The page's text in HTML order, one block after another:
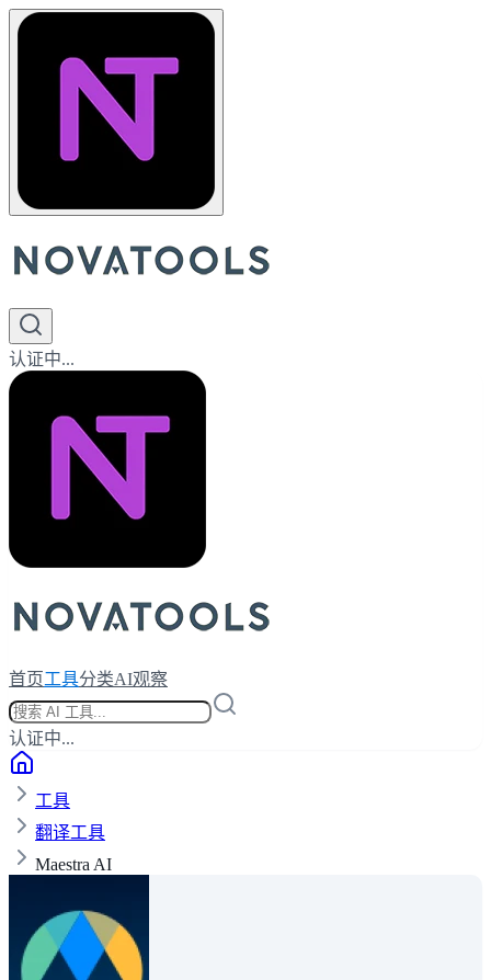
认证中...
首页工具分类AI观察
认证中...
工具
翻译工具
Maestra AI